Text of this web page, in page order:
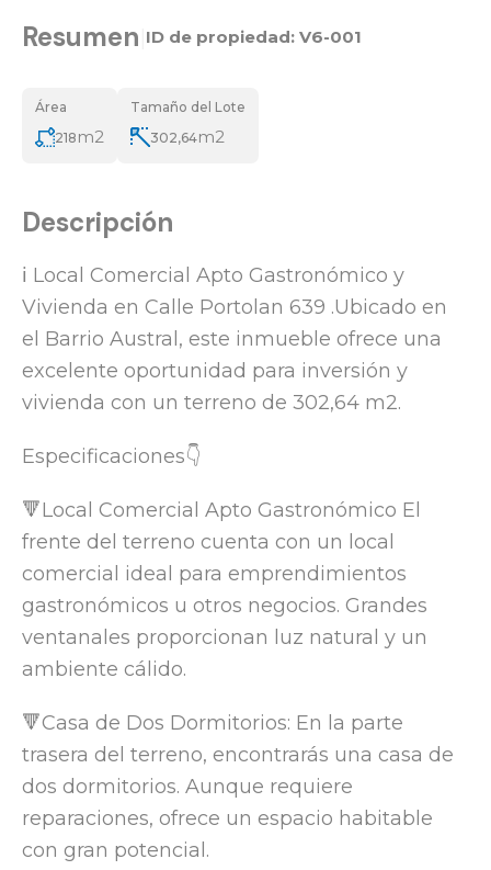
Resumen ID de propiedad: V6-001
Área
218 m2
Tamaño del Lote
302,64m2
Descripción
ℹ️ Local Comercial Apto Gastronómico y
Vivienda en Calle Portolan 639 .Ubicado en
el Barrio Austral, este inmueble ofrece una
excelente oportunidad para inversión y
vivienda con un terreno de 302,64 m2.
Especificaciones👇
🔻Local Comercial Apto Gastronómico El
frente del terreno cuenta con un local
comercial ideal para emprendimientos
gastronómicos u otros negocios. Grandes
ventanales proporcionan luz natural y un
ambiente cálido.
🔻Casa de Dos Dormitorios: En la parte
trasera del terreno, encontrarás una casa de
dos dormitorios. Aunque requiere
reparaciones, ofrece un espacio habitable
con gran potencial.